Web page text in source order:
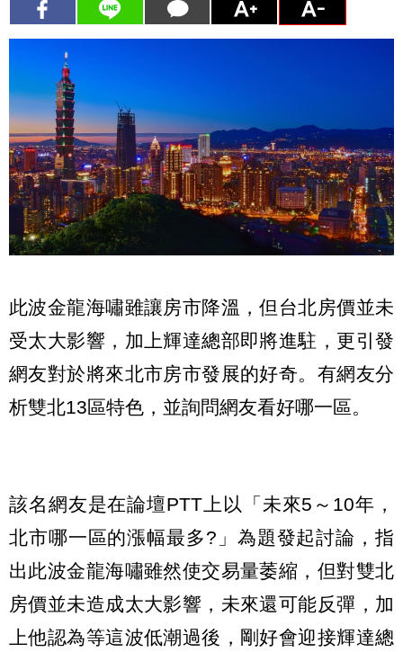
此波金龍海嘯雖讓房市降溫，但台北房價並未
受太大影響，加上輝達總部即將進駐，更引發
網友對於將來北市房市發展的好奇。有網友分
析雙北13區特色，並詢問網友看好哪一區。
該名網友是在論壇PTT上以「未來5～10年，
北市哪一區的漲幅最多?」為題發起討論，指
出此波金龍海嘯雖然使交易量萎縮，但對雙北
房價並未造成太大影響，未來還可能反彈，加
上他認為等這波低潮過後，剛好會迎接輝達總